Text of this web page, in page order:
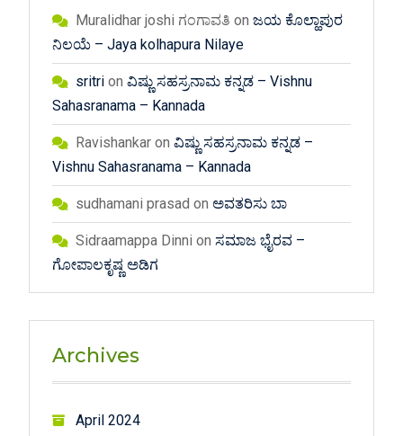
Muralidhar joshi ಗಂಗಾವತಿ on ಜಯ ಕೊಲ್ಹಾಪುರ
ನಿಲಯೆ – Jaya kolhapura Nilaye
sritrion ವಿಷ್ಣು ಸಹಸ್ರನಾಮ ಕನ್ನಡ – Vishnu
Sahasranama – Kannada
Ravishankaron ವಿಷ್ಣು ಸಹಸ್ರನಾಮ ಕನ್ನಡ –
Vishnu Sahasranama – Kannada
sudhamani prasad on ಅವತರಿಸು ಬಾ
Sidraamappa Dinni on ಸಮಾಜ ಭೈರವ –
ಗೋಪಾಲಕೃಷ್ಣ ಅಡಿಗ
Archives
April 2024